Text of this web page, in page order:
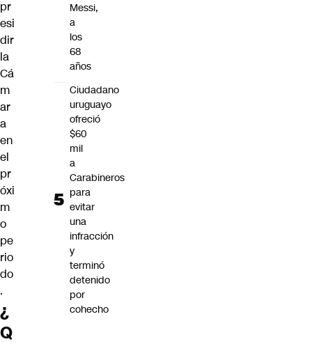
pr
esi
dir
la
Cá
m
ar
a
en
el
pr
óxi
m
o
pe
rio
do
.
¿
Q
Messi,
a
los
68
años
Ciudadano
uruguayo
ofreció
$60
mil
a
Carabineros
para
evitar
una
infracción
y
terminó
detenido
por
cohecho